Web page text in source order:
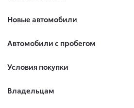
Новые автомобили
Автомобили с пробегом
Условия покупки
Владельцам